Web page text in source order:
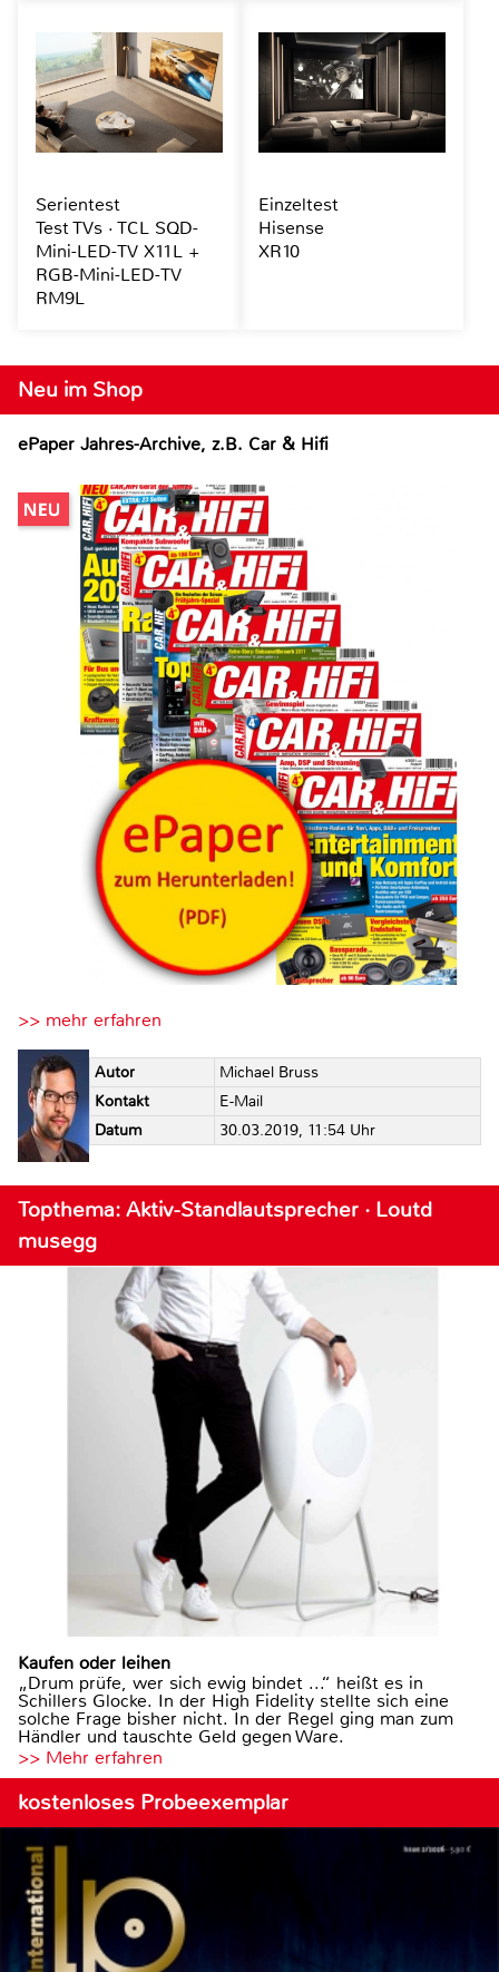
Neu im Shop
ePaper Jahres-Archive, z.B. Car & Hifi
>> mehr erfahren
Autor
Michael Bruss
Kontakt
E-Mail
Datum
30.03.2019, 11:54 Uhr
Topthema: Aktiv-Standlautsprecher · Loutd
musegg
Kaufen oder leihen
„Drum prüfe, wer sich ewig bindet ...“ heißt es in
Schillers Glocke. In der High Fidelity stellte sich eine
solche Frage bisher nicht. In der Regel ging man zum
Händler und tauschte Geld gegen Ware.
>> Mehr erfahren
kostenloses Probeexemplar
Serientest
Test TVs · TCL SQD-
Mini-LED-TV X11L +
RGB-Mini-LED-TV
RM9L
Einzeltest
Hisense
XR10